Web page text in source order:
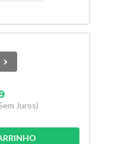
Juros)